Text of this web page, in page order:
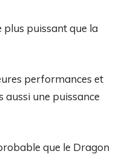
plus puissant que la
performances et
une puissance
que le Dragon